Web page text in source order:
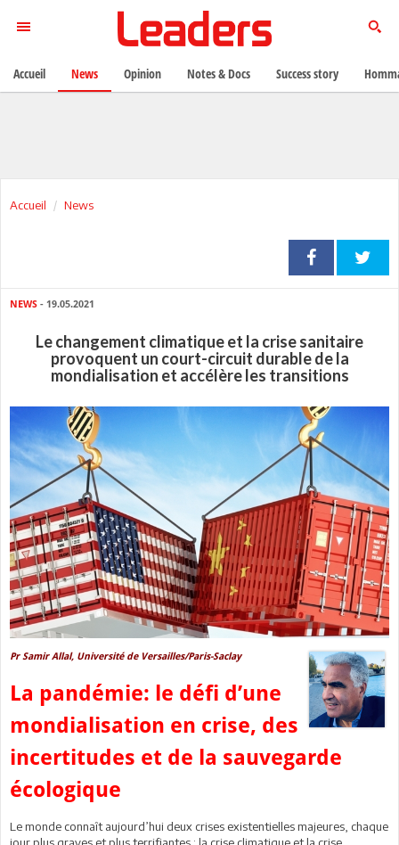
Accueil News
NEWS - 19.05.2021
Le changement climatique et la crise sanitaire
provoquent un court-circuit durable de la
mondialisation et accélère les transitions
Pr Samir Allal, Université de Versailles/Paris-Saclay
La pandémie: le défi d’une
mondialisation en crise, des
incertitudes et de la sauvegarde
écologique
Le monde connaît aujourd’hui deux crises existentielles majeures, chaque
Accueil News Opinion Notes & Docs Success story